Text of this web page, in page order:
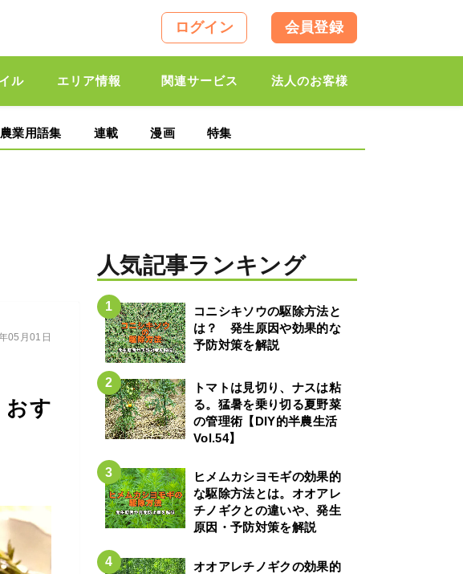
ログイン 会員登録
ル エリア情報 関連サービス 法人のお客様
農業用語集 連載 漫画 特集
おす
05月01日
人気記事ランキング
コニシキソウの駆除方法と
は？ 発生原因や効果的な
予防対策を解説
トマトは見切り、ナスは粘
る。猛暑を乗り切る夏野菜
の管理術【DIY的半農生活
Vol.54】
ヒメムカシヨモギの効果的
な駆除方法とは。オオアレ
チノギクとの違いや、発生
原因・予防対策を解説
オオアレチノギクの効果的